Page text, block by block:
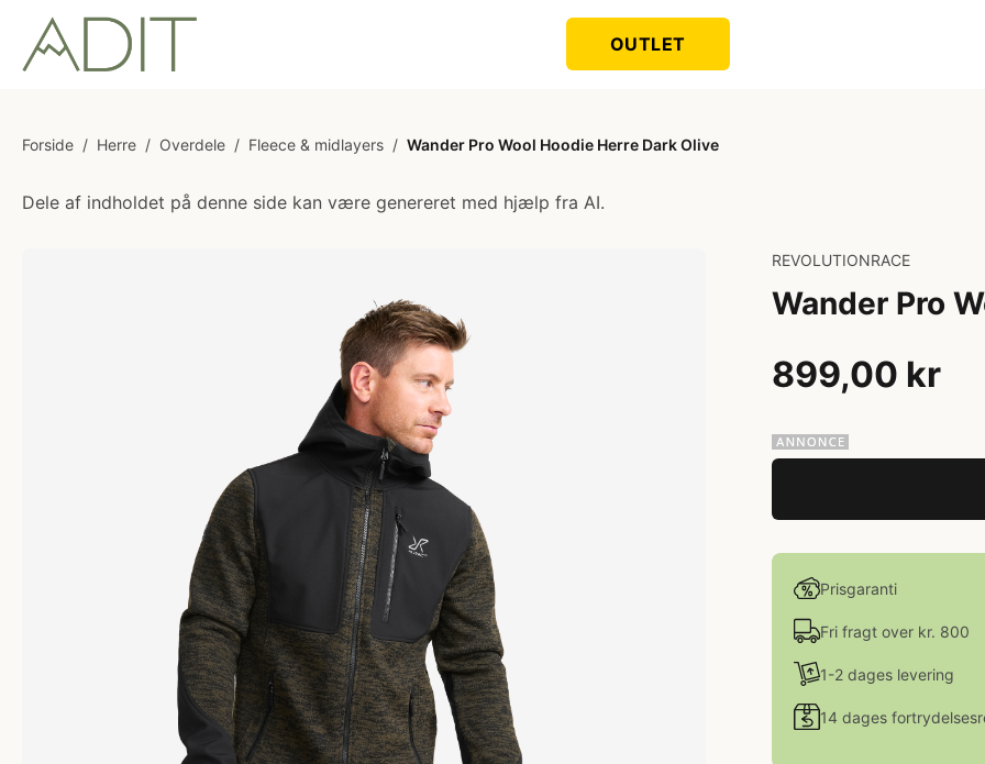
OUTLET
Forside / Herre / Overdele / Fleece & midlayers / Wander Pro Wool Hoodie Herre Dark Olive
Dele af indholdet på denne side kan være genereret med hjælp fra AI.
REVOLUTIONRACE
Wander Pro
899,00 kr
Prisgaranti
Fri fragt over kr. 800
1-2 dages levering
14 dages